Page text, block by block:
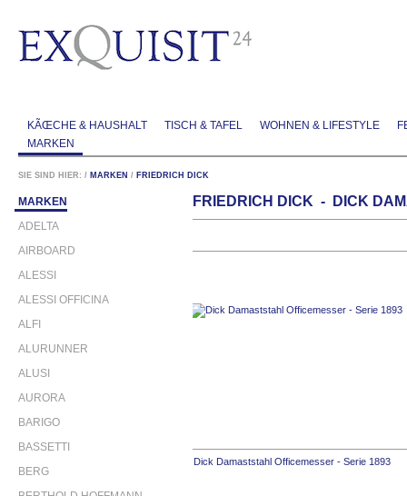
KÃŒCHE & HAUSHALT TISCH & TAFEL WOHNEN & LIFESTYLE
MARKEN
SIE SIND HIER: / MARKEN / FRIEDRICH DICK
MARKEN
ADELTA
AIRBOARD
ALESSI
ALESSI OFFICINA
ALFI
ALURUNNER
ALUSI
AURORA
BARIGO
BASSETTI
BERG
FRIEDRICH DICK - DICK
Dick Damaststahl Officemesser - Serie 1893